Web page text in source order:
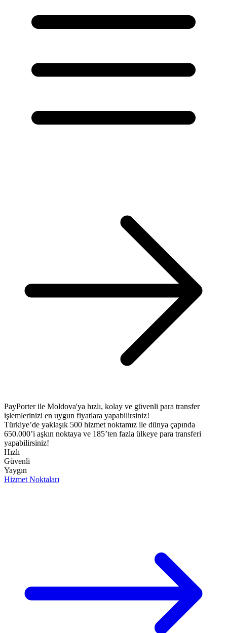
PayPorter ile Moldova'ya hızlı, kolay ve güvenli para transfer
işlemlerinizi en uygun fiyatlara yapabilirsiniz!​
Türkiye’de yaklaşık 500 hizmet noktamız ile dünya çapında
650.000’i aşkın noktaya ve 185’ten fazla ülkeye para transferi
yapabilirsiniz!
Hızlı
Güvenli
Yaygın
Hizmet Noktaları